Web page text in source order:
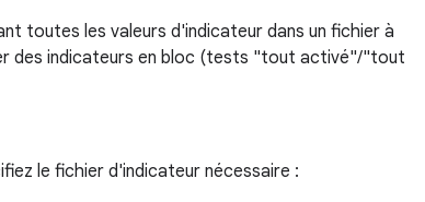
toutes les valeurs d'indicateur dans un fichier à
des indicateurs en bloc (tests "tout activé"/"tout
le fichier d'indicateur nécessaire :